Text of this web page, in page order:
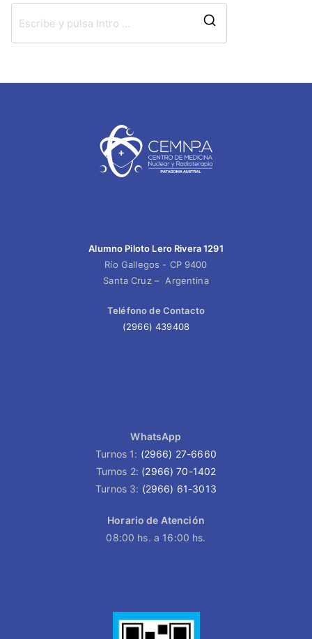
Alumno Piloto Lero Rivera 1291
Río Gallegos - CP 9400
Santa Cruz – Argentina
Teléfono de Contacto
(2966) 439408
WhatsApp
Turnos 1: (2966) 27-6660
Turnos 2: (2966) 70-1402
Turnos 3: (2966) 61-3013
Horario de Atención
08:00 hs. a 16:00 hs.